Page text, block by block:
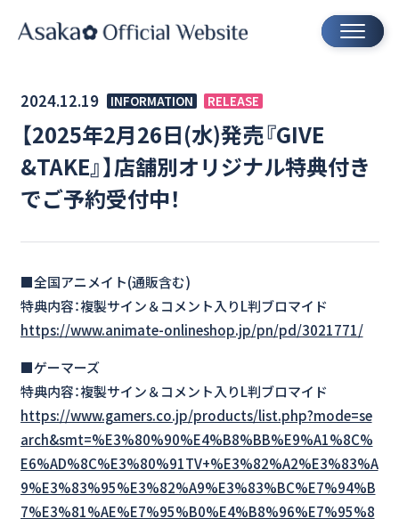
2024.12.19 INFORMATION RELEASE
【2025年2月26日(水)発売『GIVE
&TAKE』】店舗別オリジナル特典付き
でご予約受付中！
■全国アニメイト(通販含む)
特典内容：複製サイン＆コメント入りL判ブロマイド
https://www.animate-onlineshop.jp/pn/pd/3021771/
■ゲーマーズ
特典内容：複製サイン＆コメント入りL判ブロマイド
https://www.gamers.co.jp/products/list.php?mode=se
arch&smt=%E3%80%90%E4%B8%BB%E9%A1%8C%
E6%AD%8C%E3%80%91TV+%E3%82%A2%E3%83%A
9%E3%83%95%E3%82%A9%E3%83%BC%E7%94%B
7%E3%81%AE%E7%95%B0%E4%B8%96%E7%95%8